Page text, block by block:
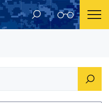
Рішення Новокаховської міської ради 2013 рік Про викуп